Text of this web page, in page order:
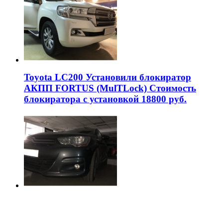
Toyota LC200 Установили блокиратор
АКПП FORTUS (MulTLock) Стоимость
блокиратора с установкой 18800 руб.